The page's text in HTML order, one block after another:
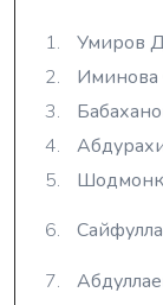
1. Умиров
2.
Иминова
3.
4.
5.
6.
7.